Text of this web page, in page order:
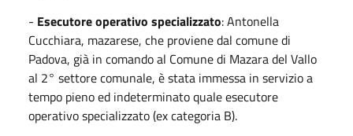
- Esecutore operativo specializzato: Antonella
Cucchiara, mazarese, che proviene dal comune di
Padova, già in comando al Comune di Mazara del Vallo
al 2° settore comunale, è stata immessa in servizio a
tempo pieno ed indeterminato quale esecutore
operativo specializzato (ex categoria B).